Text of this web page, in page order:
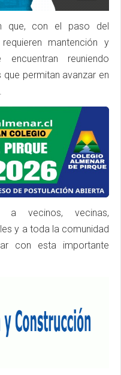
que, con el paso del
mantención y
reuniendo
permitan avanzar en
a vecinos, vecinas,
y a toda la comunidad
con esta importante